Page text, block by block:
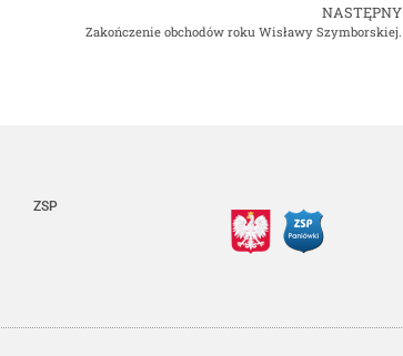
NASTĘPNY
Zakończenie obchodów roku Wisławy Szymborskiej.
ZSP